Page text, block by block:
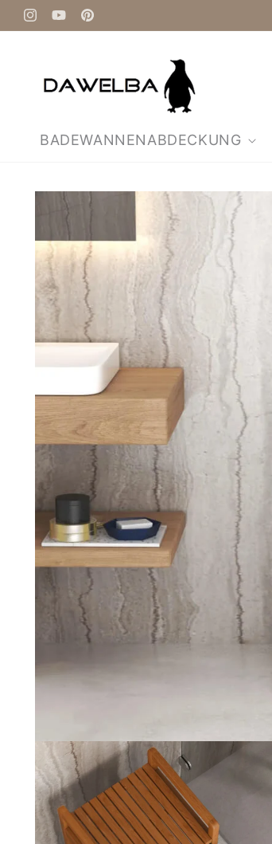
zum
Inhalt
InstagramYouTubePinterest
BADEWANNENABDECKUNG
Produktinformationen
springen